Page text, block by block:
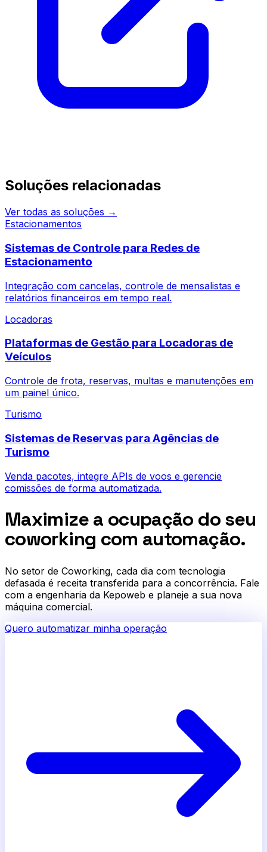
Soluções relacionadas
Ver todas as soluções →
Estacionamentos
Sistemas de Controle para Redes de
Estacionamento
Integração com cancelas, controle de mensalistas e
relatórios financeiros em tempo real.
Locadoras
Plataformas de Gestão para Locadoras de
Veículos
Controle de frota, reservas, multas e manutenções em
um painel único.
Turismo
Sistemas de Reservas para Agências de
Turismo
Venda pacotes, integre APIs de voos e gerencie
comissões de forma automatizada.
Maximize a ocupação do seu
coworking com automação.
No setor de Coworking, cada dia com tecnologia
defasada é receita transferida para a concorrência. Fale
com a engenharia da Kepoweb e planeje a sua nova
máquina comercial.
Quero automatizar minha operação